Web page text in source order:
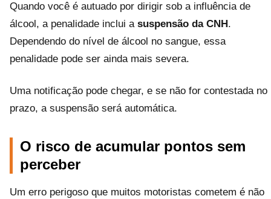
Quando você é autuado por dirigir sob a influência de
álcool, a penalidade inclui a suspensão da CNH .
Dependendo do nível de álcool no sangue, essa
penalidade pode ser ainda mais severa.
Uma notificação pode chegar, e se não for contestada no
prazo, a suspensão será automática.
O risco de acumular pontos sem
perceber
Um erro perigoso que muitos motoristas cometem é não